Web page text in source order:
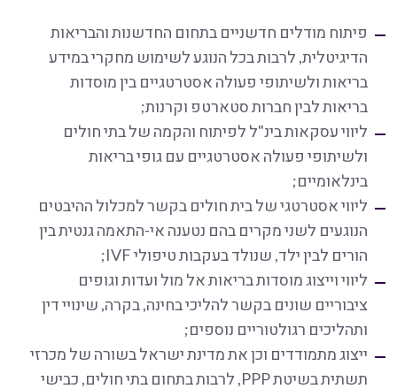
פיתוח מודלים חדשניים בתחום החדשנות והבריאות
הדיגיטלית, לרבות בכל הנוגע לשימוש מחקרי במידע
בריאות ולשיתופי פעולה אסטרטגיים בין מוסדות
בריאות לבין חברות סטארטפ וקרנות;
ליווי עסקאות בינ"ל לפיתוח והקמה של בתי חולים
ולשיתופי פעולה אסטרטגיים עם גופי בריאות
בינלאומיים;
ליווי אסטרטגי של בית חולים בקשר למכלול ההיבטים
הנוגעים לשני מקרים בהם נטענה אי-התאמה גנטית בין
הורים לבין ילד, שנולד בעקבות טיפולי IVF;
ליווי וייצוג מוסדות בריאות אל מול ועדות וגופים
ציבוריים שונים בקשר להליכי בחינה, בקרה, שינויי דין
ותהליכים רגולטוריים נוספים;
ייצוג מתמודדים וכן את מדינת ישראל בשורה של מכרזי
תשתית בשיטת PPP, לרבות בתחום בתי חולים, כבישי